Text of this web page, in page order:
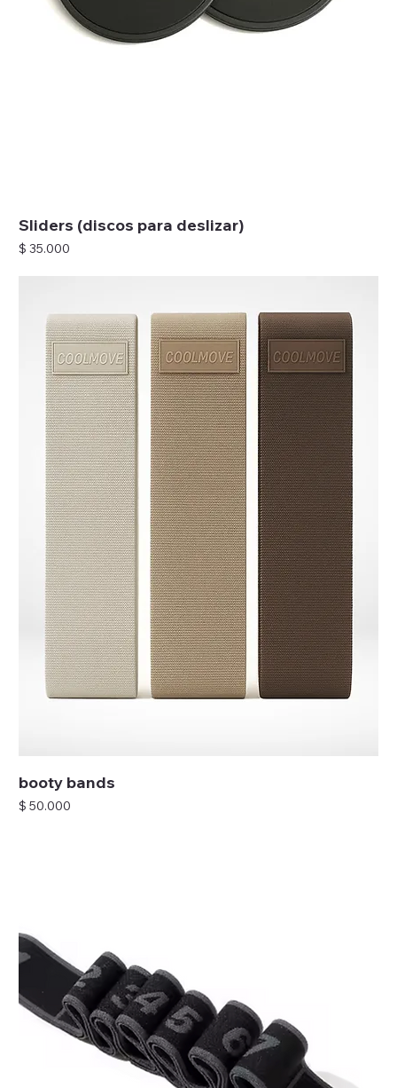
Sliders (discos para deslizar)
Precio
$ 35.000
booty bands
Precio
$ 50.000